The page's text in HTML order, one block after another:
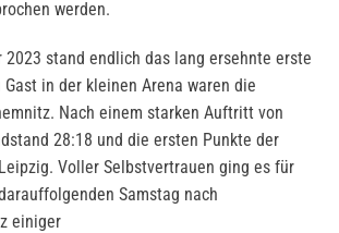
werden.
2023 stand endlich das lang ersehnte erste
in der kleinen Arena waren die
Nach einem starken Auftritt von
28:18 und die ersten Punkte der
Voller Selbstvertrauen ging es für
Samstag nach
einiger